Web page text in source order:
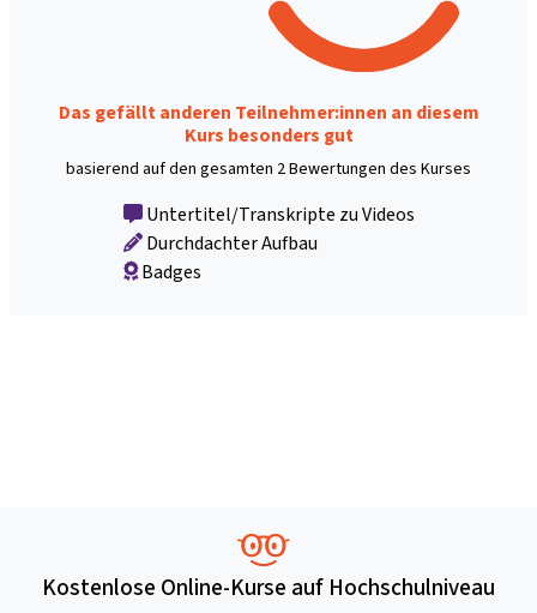
Das gefällt anderen Teilnehmer:innen an diesem
Kurs besonders gut
basierend auf den gesamten 2 Bewertungen des Kurses
Untertitel/Transkripte zu Videos
Durchdachter Aufbau
Badges
Kostenlose Online-Kurse auf Hochschulniveau